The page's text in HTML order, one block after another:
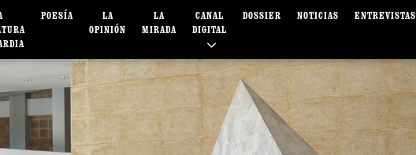
POESÍA
LA
OPINIÓN
LA
MIRADA
CANAL
DIGITAL
DOSSIER NOTICIAS ENTREVISTAS